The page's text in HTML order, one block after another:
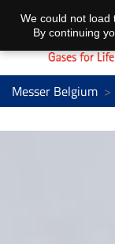
Messer Belgium
We could not load
By continuing